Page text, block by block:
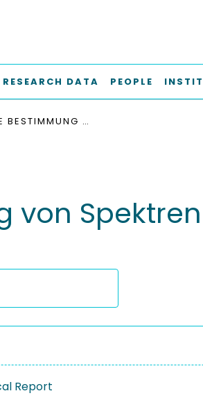
RESEARCH DATA PEOPLE
ÜBER DIE BESTIMMUNG VON SPEKTREN DES SEEGANGS UND DER SCHIFFSBEWEGUNGEN
von
Report